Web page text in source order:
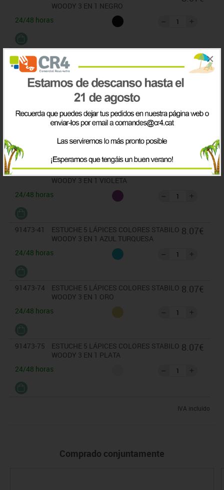
×
WOODY 3 EN 1 NEGRO
24/48 horas
91473-33
ESTUCHE 5 LÁPICES COLORES STABILO
WOODY 3 EN 1 CARNE
24/48 horas
8.07€
91473-38
ESTUCHE 5 LÁPICES COLORES STABILO
WOODY 3 EN 1 LILA
8.07€
91473-39
ESTUCHE 5 LÁPICES COLORES STABILO
WOODY 3 EN 1 VIOLETA
24/48 horas
8.07€
91473-41
ESTUCHE 5 LÁPICES COLORES STABILO
WOODY 3 EN 1 AZUL TURQUESA
24/48 horas
8.07€
91473-74
ESTUCHE 5 LÁPICES COLORES STABILO
WOODY 3 EN 1 ORO
24/48 horas
8.07€
91473-75
ESTUCHE 5 LÁPICES COLORES STABILO
WOODY 3 EN 1 PLATA
24/48 horas
8.07€
IVA incluido
Comprado conjuntamente